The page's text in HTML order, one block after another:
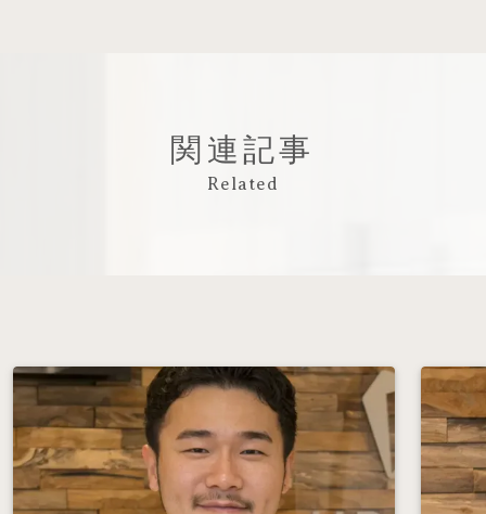
関連記事
Related